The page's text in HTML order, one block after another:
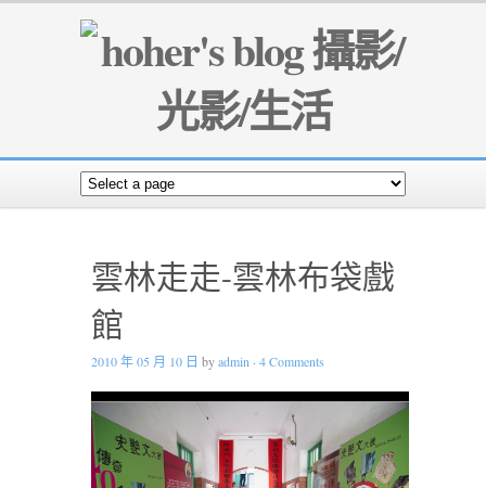
雲林走走-雲林布袋戲
館
2010 年 05 月 10 日 byadmin · 4 Comments